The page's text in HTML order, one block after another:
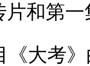
和第
《大考